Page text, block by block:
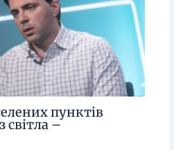
пунктів
світла –